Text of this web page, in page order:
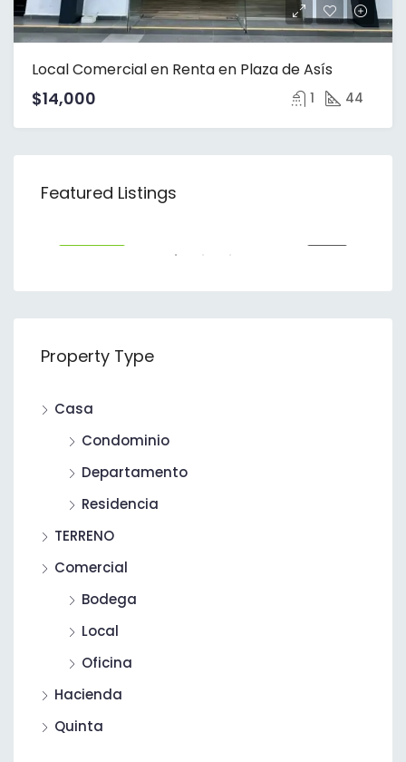
Local Comercial en Renta en Plaza de Asís
$14,000 1 44
Featured Listings
$83,842
Property Type
Casa
Condominio
Departamento
Residencia
TERRENO
Comercial
Bodega
Local
Oficina
Hacienda
Quinta